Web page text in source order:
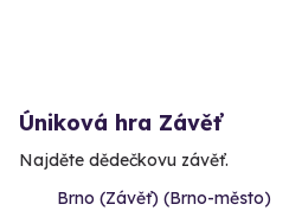
Úniková hra Závěť
Najděte dědečkovu závěť.
Brno (Závěť) (Brno-město)